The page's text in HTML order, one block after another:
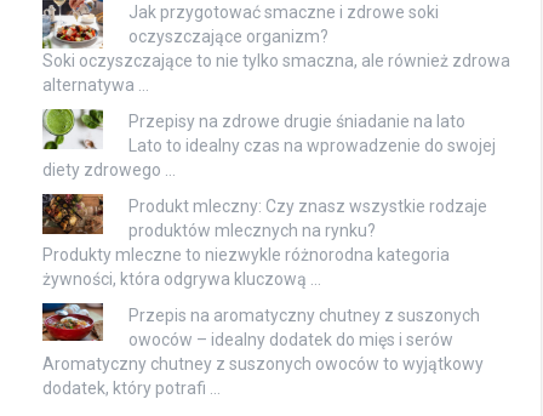
Jak przygotować smaczne i zdrowe soki
oczyszczające organizm?
Soki oczyszczające to nie tylko smaczna, ale również zdrowa
alternatywa …
Przepisy na zdrowe drugie śniadanie na lato
Lato to idealny czas na wprowadzenie do swojej
diety zdrowego …
Produkt mleczny: Czy znasz wszystkie rodzaje
produktów mlecznych na rynku?
Produkty mleczne to niezwykle różnorodna kategoria
żywności, która odgrywa kluczową …
Przepis na aromatyczny chutney z suszonych
owoców – idealny dodatek do mięs i serów
Aromatyczny chutney z suszonych owoców to wyjątkowy
dodatek, który potrafi …